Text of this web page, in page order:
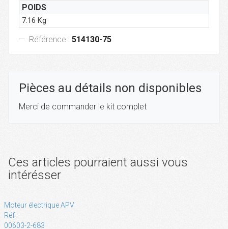
POIDS
7.16 Kg
Référence : 514130-75
Pièces au détails non disponibles
Merci de commander le kit complet
Ces articles pourraient aussi vous
intérésser
Moteur électrique APV
Réf :
00603-2-683